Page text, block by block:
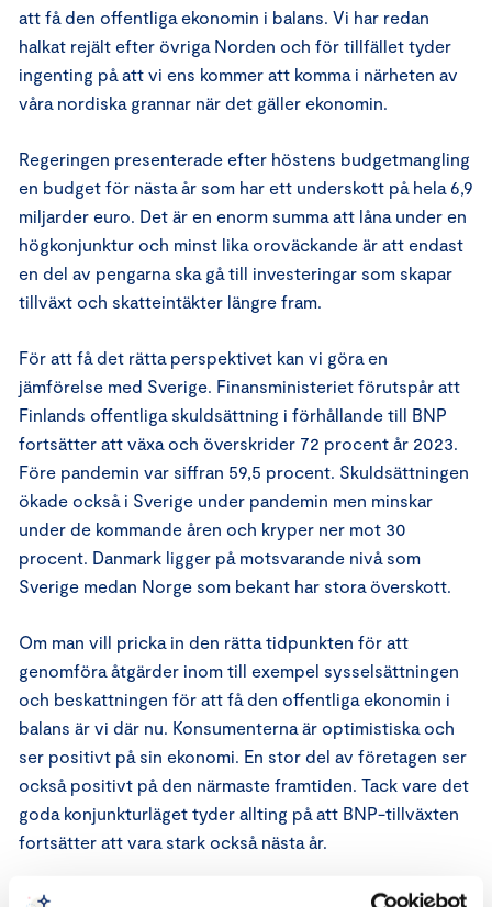
att få den offentliga ekonomin i balans. Vi har redan
halkat rejält efter övriga Norden och för tillfället tyder
ingenting på att vi ens kommer att komma i närheten av
våra nordiska grannar när det gäller ekonomin.
Regeringen presenterade efter höstens budgetmangling
en budget för nästa år som har ett underskott på hela 6,9
miljarder euro. Det är en enorm summa att låna under en
högkonjunktur och minst lika oroväckande är att endast
en del av pengarna ska gå till investeringar som skapar
tillväxt och skatteintäkter längre fram.
För att få det rätta perspektivet kan vi göra en
jämförelse med Sverige. Finansministeriet förutspår att
Finlands offentliga skuldsättning i förhållande till BNP
fortsätter att växa och överskrider 72 procent år 2023.
Före pandemin var siffran 59,5 procent. Skuldsättningen
ökade också i Sverige under pandemin men minskar
under de kommande åren och kryper ner mot 30
procent. Danmark ligger på motsvarande nivå som
Sverige medan Norge som bekant har stora överskott.
Om man vill pricka in den rätta tidpunkten för att
genomföra åtgärder inom till exempel sysselsättningen
och beskattningen för att få den offentliga ekonomin i
balans är vi där nu. Konsumenterna är optimistiska och
ser positivt på sin ekonomi. En stor del av företagen ser
också positivt på den närmaste framtiden. Tack vare det
goda konjunkturläget tyder allting på att BNP-tillväxten
fortsätter att vara stark också nästa år.
Det finns förstås orosmoment i den globala ekonomin,